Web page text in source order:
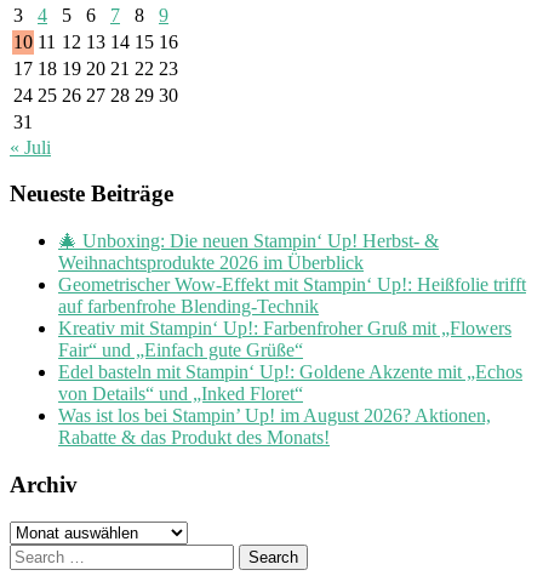
3
4 5 6 7 8
9
10 11 12 13 14 15 16
17 18 19 20 21 22 23
24 25 26 27 28 29 30
31
« Juli
Neueste Beiträge
🎄 Unboxing: Die neuen Stampin‘ Up! Herbst- &
Weihnachtsprodukte 2026 im Überblick
Geometrischer Wow-Effekt mit Stampin‘ Up!: Heißfolie trifft
auf farbenfrohe Blending-Technik
Kreativ mit Stampin‘ Up!: Farbenfroher Gruß mit „Flowers
Fair“ und „Einfach gute Grüße“
Edel basteln mit Stampin‘ Up!: Goldene Akzente mit „Echos
von Details“ und „Inked Floret“
Was ist los bei Stampin’ Up! im August 2026? Aktionen,
Rabatte & das Produkt des Monats!
Archiv
Archiv
Search
for: